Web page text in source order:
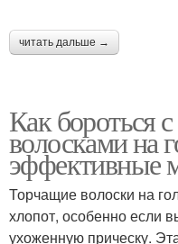
читать дальше →
Как бороться
волосками на
эффективные
Торчащие волоски на
хлопот, особенно если
ухоженную прическу.